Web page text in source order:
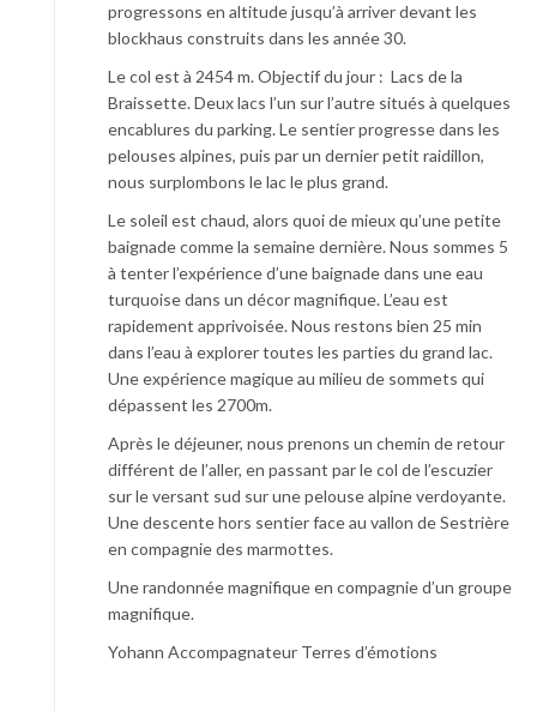
progressons en altitude jusqu’à arriver devant les
blockhaus construits dans les année 30.
Le col est à 2454 m. Objectif du jour : Lacs de la
Braissette. Deux lacs l’un sur l’autre situés à quelques
encablures du parking. Le sentier progresse dans les
pelouses alpines, puis par un dernier petit raidillon,
nous surplombons le lac le plus grand.
Le soleil est chaud, alors quoi de mieux qu’une petite
baignade comme la semaine dernière. Nous sommes 5
à tenter l’expérience d’une baignade dans une eau
turquoise dans un décor magnifique. L’eau est
rapidement apprivoisée. Nous restons bien 25 min
dans l’eau à explorer toutes les parties du grand lac.
Une expérience magique au milieu de sommets qui
dépassent les 2700m.
Après le déjeuner, nous prenons un chemin de retour
différent de l’aller, en passant par le col de l’escuzier
sur le versant sud sur une pelouse alpine verdoyante.
Une descente hors sentier face au vallon de Sestrière
en compagnie des marmottes.
Une randonnée magnifique en compagnie d’un groupe
magnifique.
Yohann Accompagnateur Terres d’émotions